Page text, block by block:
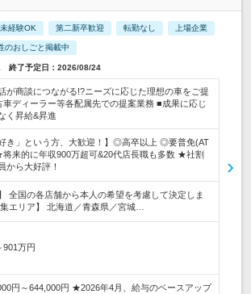
経験OK 第二新卒歓迎 転勤なし 上場企業
のおしごと掲載中
終了予定日：2026/08/24
が商談につながる!?ニーズに応じた理想の車をご提
車ディーラー等各配属先での提案業務 ■成果に応じ
く昇給&昇進
好き」という方、大歓迎！】◎高卒以上 ◎要普免(AT
来的に年収900万超可&20代店長職も多数 ★社割
から大好評！
全国の各店舗から本人の希望を考慮して決定しま
エリア】 北海道／青森県／宮城…
901万円
円～644,000円 ★2026年4月、給与のベースアップ